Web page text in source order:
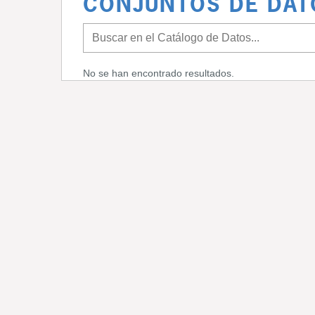
CONJUNTOS DE
No se han encontrado resultados.